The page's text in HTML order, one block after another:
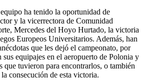
ha tenido la oportunidad de
y la vicerrectora de Comunidad
Mercedes del Hoyo Hurtado, la victoria
Europeos Universitarios. Además, han
que les dejó el campeonato, por
equipajes en el aeropuerto de Polonia y
que tuvieron para encontrarlos, o también
consecución de esta victoria.